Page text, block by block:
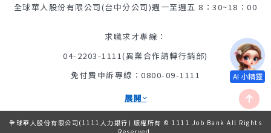
全球華人股份有限公司(台中分公司)週一至週五 8：30~18：00
求職求才專線：
04-2203-1111(異業合作請轉行銷部)
免付費申訴專線：0800-09-1111
展開
全球華人股份有限公司(1111人力銀行) 版權所有 © 1111 Job Bank All Rights